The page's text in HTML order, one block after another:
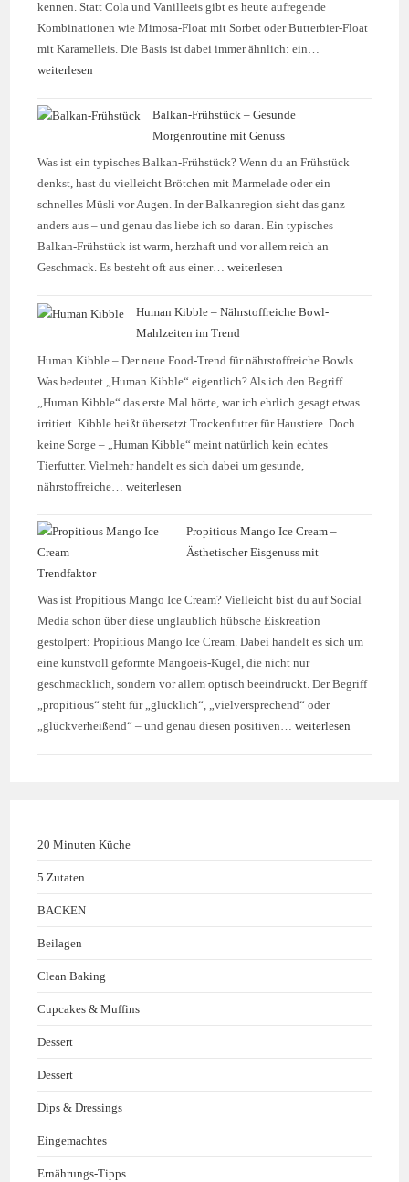
kennen. Statt Cola und Vanilleeis gibt es heute aufregende
Kombinationen wie Mimosa-Float mit Sorbet oder Butterbier-Float
mit Karamelleis. Die Basis ist dabei immer ähnlich: ein…
weiterlesen
Balkan-Frühstück – Gesunde
Morgenroutine mit Genuss
Was ist ein typisches Balkan-Frühstück? Wenn du an Frühstück
denkst, hast du vielleicht Brötchen mit Marmelade oder ein
schnelles Müsli vor Augen. In der Balkanregion sieht das ganz
anders aus – und genau das liebe ich so daran. Ein typisches
Balkan-Frühstück ist warm, herzhaft und vor allem reich an
Geschmack. Es besteht oft aus einer…weiterlesen
Human Kibble – Nährstoffreiche Bowl-
Mahlzeiten im Trend
Human Kibble – Der neue Food-Trend für nährstoffreiche Bowls
Was bedeutet „Human Kibble“ eigentlich? Als ich den Begriff
„Human Kibble“ das erste Mal hörte, war ich ehrlich gesagt etwas
irritiert. Kibble heißt übersetzt Trockenfutter für Haustiere. Doch
keine Sorge – „Human Kibble“ meint natürlich kein echtes
Tierfutter. Vielmehr handelt es sich dabei um gesunde,
nährstoffreiche…weiterlesen
Propitious Mango Ice Cream –
Ästhetischer Eisgenuss mit
Trendfaktor
Was ist Propitious Mango Ice Cream? Vielleicht bist du auf Social
Media schon über diese unglaublich hübsche Eiskreation
gestolpert: Propitious Mango Ice Cream. Dabei handelt es sich um
eine kunstvoll geformte Mangoeis-Kugel, die nicht nur
geschmacklich, sondern vor allem optisch beeindruckt. Der Begriff
„propitious“ steht für „glücklich“, „vielversprechend“ oder
„glückverheißend“ – und genau diesen positiven…weiterlesen
20 Minuten Küche
5 Zutaten
BACKEN
Beilagen
Clean Baking
Cupcakes & Muffins
Dessert
Dessert
Dips & Dressings
Eingemachtes
Ernährungs-Tipps